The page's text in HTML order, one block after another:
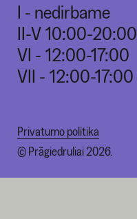
I - nedirbame
II-V 10:00-20:00
VI - 12:00-17:00
VII - 12:00-17:00
Privatumo politika
© Prãgiedruliai 2026.